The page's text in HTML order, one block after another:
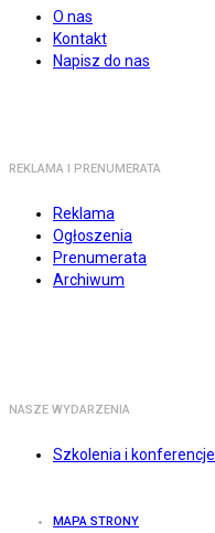
O nas
Kontakt
Napisz do nas
REKLAMA I PRENUMERATA
Reklama
Ogłoszenia
Prenumerata
Archiwum
NASZE WYDARZENIA
Szkolenia i konferencje
MAPA STRONY